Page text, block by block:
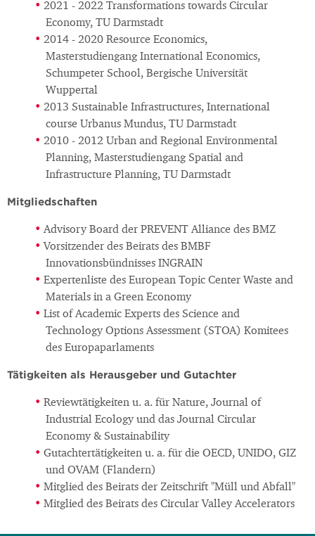
2021 - 2022 Transformations towards Circular
Economy, TU Darmstadt
2014 - 2020 Resource Economics,
Masterstudiengang International Economics,
Schumpeter School, Bergische Universität
Wuppertal
2013 Sustainable Infrastructures, International
course Urbanus Mundus, TU Darmstadt
2010 - 2012 Urban and Regional Environmental
Planning, Masterstudiengang Spatial and
Infrastructure Planning, TU Darmstadt
Mitgliedschaften
Advisory Board der PREVENT Alliance des BMZ
Vorsitzender des Beirats des BMBF
Innovationsbündnisses INGRAIN
Expertenliste des European Topic Center Waste and
Materials in a Green Economy
List of Academic Experts des Science and
Technology Options Assessment (STOA) Komitees
des Europaparlaments
Tätigkeiten als Herausgeber und Gutachter
Reviewtätigkeiten u. a. für Nature, Journal of
Industrial Ecology und das Journal Circular
Economy & Sustainability
Gutachtertätigkeiten u. a. für die OECD, UNIDO, GIZ
und OVAM (Flandern)
Mitglied des Beirats der Zeitschrift "Müll und Abfall"
Mitglied des Beirats des Circular Valley Accelerators